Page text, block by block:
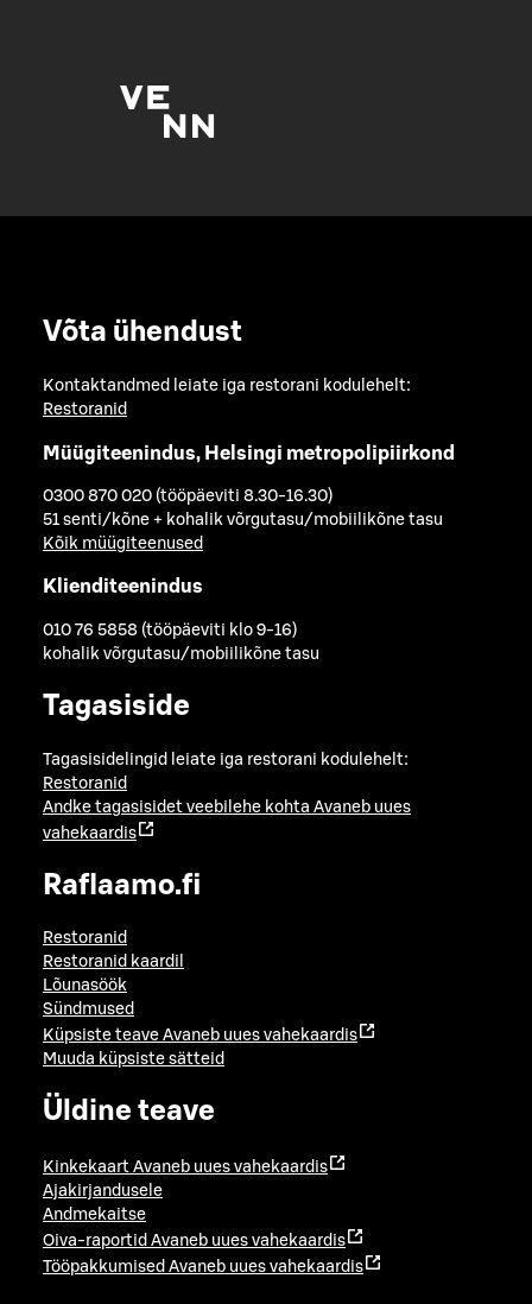
Võta ühendust
Kontaktandmed leiate iga restorani kodulehelt:
Restoranid
Müügiteenindus, Helsingi metropolipiirkond
0300 870 020 (tööpäeviti 8.30-16.30)
51 senti/kõne + kohalik võrgutasu/mobiilikõne tasu
Kõik müügiteenused
Klienditeenindus
010 76 5858 (tööpäeviti klo 9-16)
kohalik võrgutasu/mobiilikõne tasu
Tagasiside
Tagasisidelingid leiate iga restorani kodulehelt:
Restoranid
Andke tagasisidet veebilehe kohta Avaneb uues
vahekaardis
Raflaamo.fi
Restoranid
Restoranid kaardil
Lõunasöök
Sündmused
Küpsiste teave Avaneb uues vahekaardis
Muuda küpsiste sätteid
Üldine teave
Kinkekaart Avaneb uues vahekaardis
Ajakirjandusele
Andmekaitse
Oiva-raportid Avaneb uues vahekaardis
Tööpakkumised Avaneb uues vahekaardis